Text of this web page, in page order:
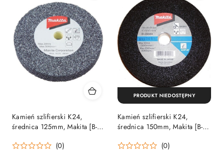
Kamień szlifierski K24,
średnica 125mm, Makita [B-
(0)
Kamień szlifierski K24,
średnica 150mm, Makita [B-
(0)
PRODUKT NIEDOSTĘPNY